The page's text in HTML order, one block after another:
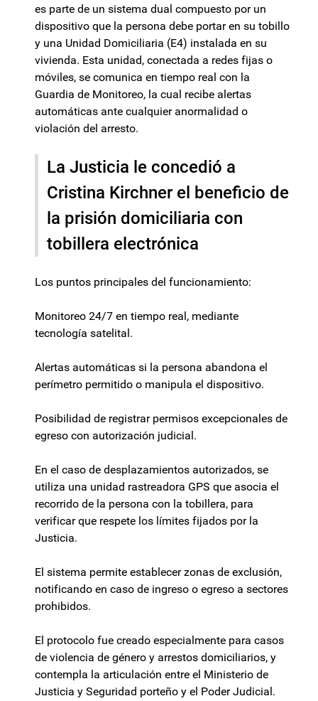
es parte de un sistema dual compuesto por un
dispositivo que la persona debe portar en su tobillo
y una Unidad Domiciliaria (E4) instalada en su
vivienda. Esta unidad, conectada a redes fijas o
móviles, se comunica en tiempo real con la
Guardia de Monitoreo, la cual recibe alertas
automáticas ante cualquier anormalidad o
violación del arresto.
La Justicia le concedió a
Cristina Kirchner el beneficio de
la prisión domiciliaria con
tobillera electrónica
Los puntos principales del funcionamiento:
Monitoreo 24/7 en tiempo real, mediante
tecnología satelital.
Alertas automáticas si la persona abandona el
perímetro permitido o manipula el dispositivo.
Posibilidad de registrar permisos excepcionales de
egreso con autorización judicial.
En el caso de desplazamientos autorizados, se
utiliza una unidad rastreadora GPS que asocia el
recorrido de la persona con la tobillera, para
verificar que respete los límites fijados por la
Justicia.
El sistema permite establecer zonas de exclusión,
notificando en caso de ingreso o egreso a sectores
prohibidos.
El protocolo fue creado especialmente para casos
de violencia de género y arrestos domiciliarios, y
contempla la articulación entre el Ministerio de
Justicia y Seguridad porteño y el Poder Judicial.